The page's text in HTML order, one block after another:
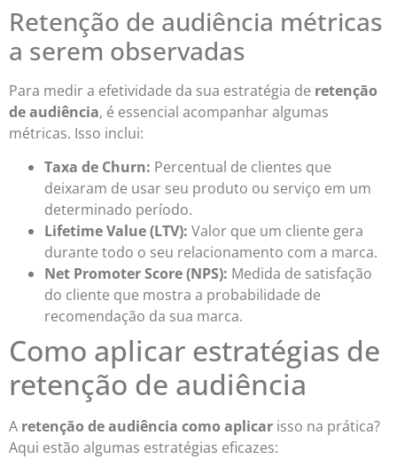
Retenção de audiência métricas
a serem observadas
Para medir a efetividade da sua estratégia de retenção
de audiência, é essencial acompanhar algumas
métricas. Isso inclui:
Taxa de Churn: Percentual de clientes que
deixaram de usar seu produto ou serviço em um
determinado período.
Lifetime Value (LTV): Valor que um cliente gera
durante todo o seu relacionamento com a marca.
Net Promoter Score (NPS): Medida de satisfação
do cliente que mostra a probabilidade de
recomendação da sua marca.
Como aplicar estratégias de
retenção de audiência
A retenção de audiência como aplicar isso na prática?
Aqui estão algumas estratégias eficazes: